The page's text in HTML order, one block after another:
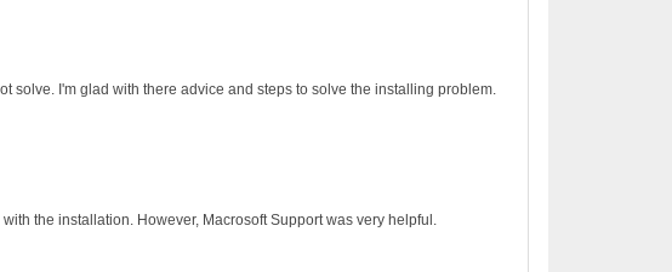
solve. I'm glad with there advice and steps to solve the installing problem.
the installation. However, Macrosoft Support was very helpful.